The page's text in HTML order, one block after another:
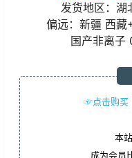
发货地区：湖
偏远：新疆 西
国产非离
☞点击购买
本
成为会员